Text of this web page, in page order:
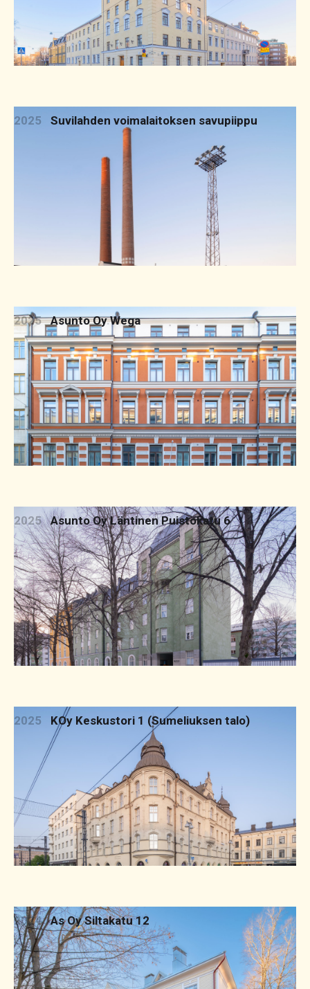
2025 Suvilahden voimalaitoksen savupiippu
2025 Asunto Oy Wega
2025 Asunto Oy Läntinen Puistokatu 6
2025 KOy Keskustori 1 (Sumeliuksen talo)
2024 As Oy Siltakatu 12